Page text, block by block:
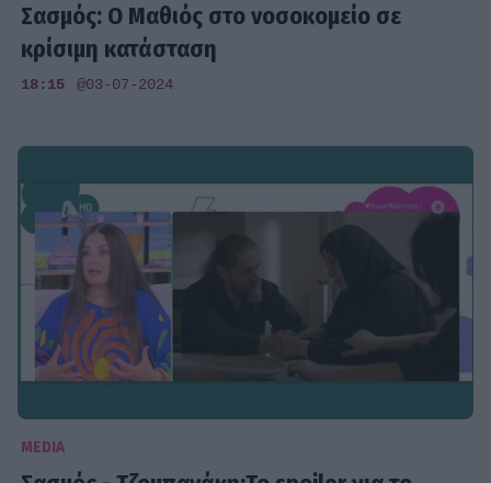
Σασμός: O Μαθιός στο νοσοκομείο σε
κρίσιμη κατάσταση
18:15 @03-07-2024
MEDIA